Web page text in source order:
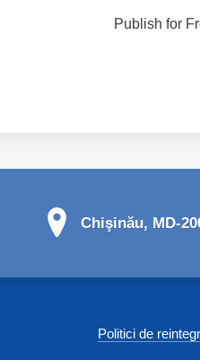
Publish for
Chişinău, MD-
Politici de